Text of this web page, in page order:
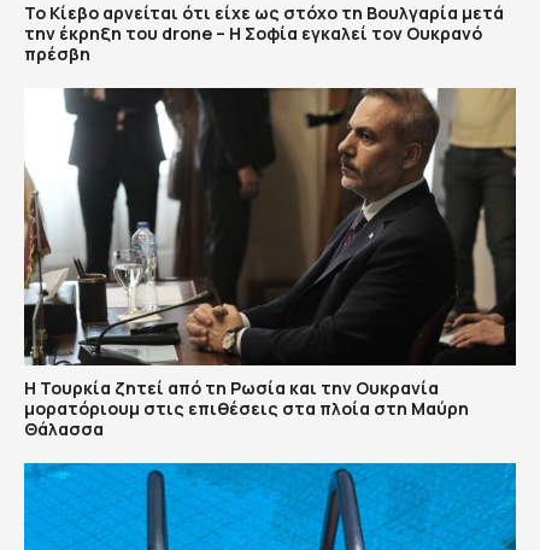
Το Κίεβο αρνείται ότι είχε ως στόχο τη Βουλγαρία μετά
την έκρηξη του drone – Η Σοφία εγκαλεί τον Ουκρανό
πρέσβη
Η Τουρκία ζητεί από τη Ρωσία και την Ουκρανία
μορατόριουμ στις επιθέσεις στα πλοία στη Μαύρη
Θάλασσα